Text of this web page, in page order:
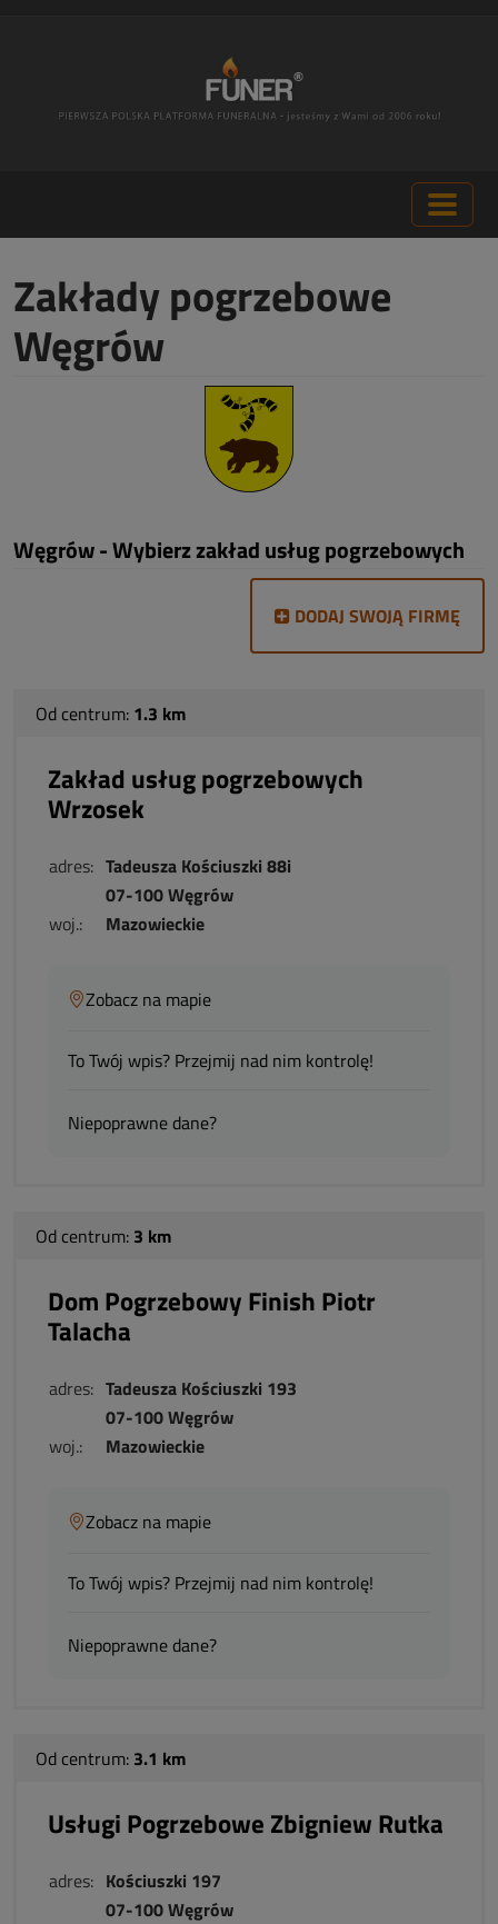
Zakłady pogrzebowe
Węgrów
Węgrów - Wybierz zakład usług pogrzebowych
DODAJ SWOJĄ FIRMĘ
Od centrum: 1.3 km
Zakład usług pogrzebowych
Wrzosek
adres: Tadeusza Kościuszki 88i
07-100 Węgrów
woj.:
Mazowieckie
Zobacz na mapie
To Twój wpis? Przejmij nad nim kontrolę!
Niepoprawne dane?
Od centrum: 3 km
Dom Pogrzebowy Finish Piotr
Talacha
adres: Tadeusza Kościuszki 193
07-100 Węgrów
woj.:
Mazowieckie
Zobacz na mapie
To Twój wpis? Przejmij nad nim kontrolę!
Niepoprawne dane?
Od centrum: 3.1 km
Usługi Pogrzebowe Zbigniew Rutka
adres: Kościuszki 197
07-100 Węgrów